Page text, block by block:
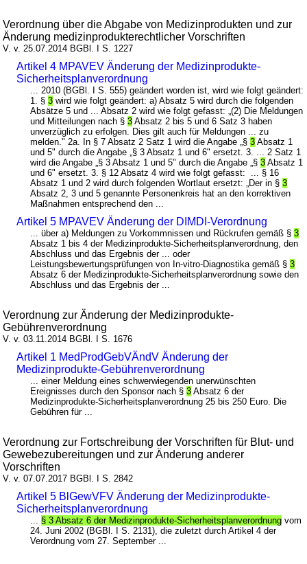
Verordnung über die Abgabe von Medizinprodukten und zur
Änderung medizinprodukterechtlicher Vorschriften
V. v. 25.07.2014 BGBl. I S. 1227
Artikel 4 MPAVEV Änderung der Medizinprodukte-
Sicherheitsplanverordnung
... 2010 (BGBl. I S. 555) geändert worden ist, wird wie folgt geändert:
1. §3 wird wie folgt geändert: a) Absatz 5 wird durch die folgenden
Absätze 5 und ... Absatz 2 wird wie folgt gefasst: „(2) Die Meldungen
und Mitteilungen nach §3 Absatz 2 bis 5 und 6 Satz 3 haben
unverzüglich zu erfolgen. Dies gilt auch für Meldungen ... zu
melden." 2a. In § 7 Absatz 2 Satz 1 wird die Angabe „§3 Absatz 1
und 5" durch die Angabe „§ 3 Absatz 1 und 6" ersetzt. 3. ... 2 Satz 1
wird die Angabe „§ 3 Absatz 1 und 5" durch die Angabe „§3 Absatz 1
und 6" ersetzt. 3. § 12 Absatz 4 wird wie folgt gefasst: ... § 16
Absatz 1 und 2 wird durch folgenden Wortlaut ersetzt: „Der in §3
Absatz 2, 3 und 5 genannte Personenkreis hat an den korrektiven
Maßnahmen entsprechend den ...
Artikel 5 MPAVEV Änderung der DIMDI-Verordnung
... über a) Meldungen zu Vorkommnissen und Rückrufen gemäß §3
Absatz 1 bis 4 der Medizinprodukte-Sicherheitsplanverordnung, den
Abschluss und das Ergebnis der ... oder
Leistungsbewertungsprüfungen von In-vitro-Diagnostika gemäß §3
Absatz 6 der Medizinprodukte-Sicherheitsplanverordnung sowie den
Abschluss und das Ergebnis der ...
Verordnung zur Änderung der Medizinprodukte-
Gebührenverordnung
V. v. 03.11.2014 BGBl. I S. 1676
Artikel 1 MedProdGebVÄndV Änderung der
Medizinprodukte-Gebührenverordnung
... einer Meldung eines schwerwiegenden unerwünschten
Ereignisses durch den Sponsor nach §3 Absatz 6 der
Medizinprodukte-Sicherheitsplanverordnung 25 bis 250 Euro. Die
Gebühren für ...
Verordnung zur Fortschreibung der Vorschriften für Blut- und
Gewebezubereitungen und zur Änderung anderer
Vorschriften
V. v. 07.07.2017 BGBl. I S. 2842
Artikel 5 BlGewVFV Änderung der Medizinprodukte-
Sicherheitsplanverordnung
§ 3 Absatz 6 der Medizinprodukte-Sicherheitsplanverordnung vom
24. Juni 2002 (BGBl. I S. 2131), die zuletzt durch Artikel 4 der
Verordnung vom 27. September ...